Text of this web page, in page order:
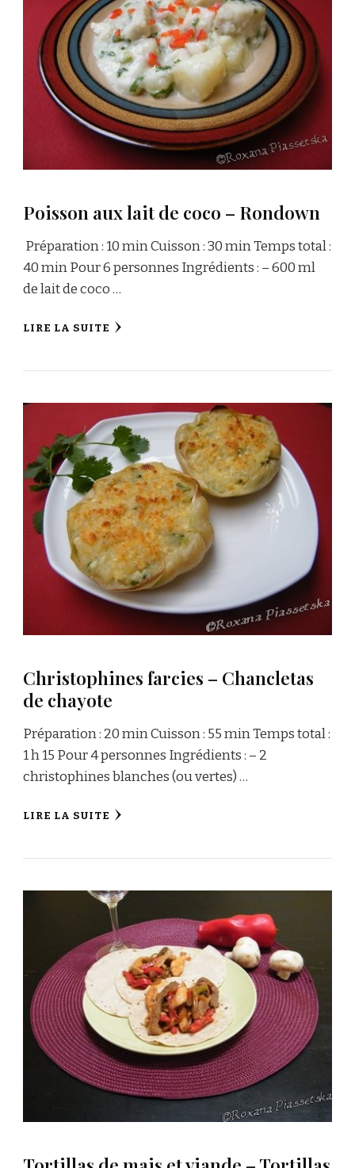
Poisson aux lait de coco – Rondown
Préparation : 10 min Cuisson : 30 min Temps total :
40 min Pour 6 personnes Ingrédients : – 600 ml
de lait de coco …
LIRE LA SUITE
Christophines farcies – Chancletas
de chayote
Préparation : 20 min Cuisson : 55 min Temps total :
1 h 15 Pour 4 personnes Ingrédients : – 2
christophines blanches (ou vertes) …
LIRE LA SUITE